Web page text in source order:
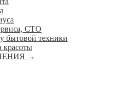
СТО
бытовой техники
красоты
→